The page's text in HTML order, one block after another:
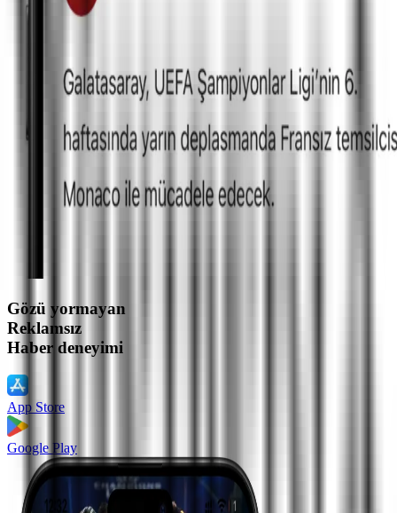
Gözü yormayan
Reklamsız
Haber deneyimi
App Store
Google Play